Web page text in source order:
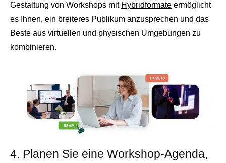
Gestaltung von Workshops mit Hybridformate ermöglicht
es Ihnen, ein breiteres Publikum anzusprechen und das
Beste aus virtuellen und physischen Umgebungen zu
kombinieren.
4. Planen Sie eine Workshop-Agenda,